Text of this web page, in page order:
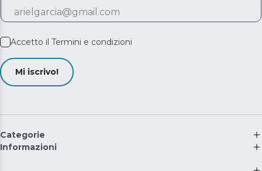
Accetto il Termini e condizioni
Mi iscrivo!
Categorie
Informazioni